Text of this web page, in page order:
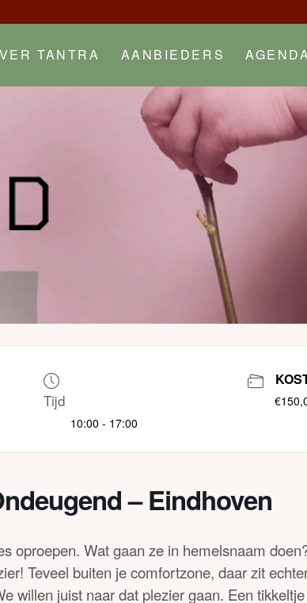
TANTRA AANBIEDERS
Tijd
10:00 - 17:00
– Eindhoven
oproepen. Wat gaan ze in hemelsnaam
Teveel buiten je comfortzone, daar zit
willen juist naar dat plezier gaan. Een